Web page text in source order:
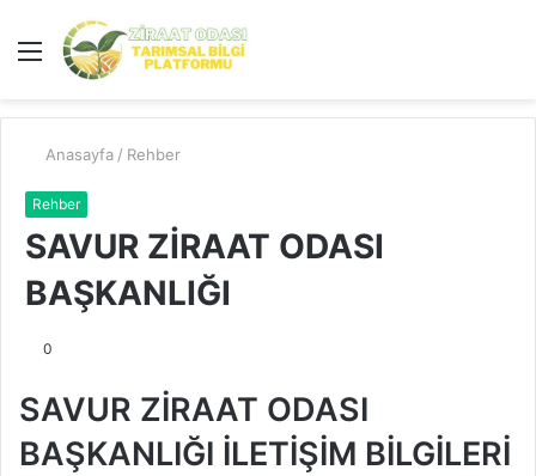
Menü
...
Anasayfa / Rehber
Rehber
SAVUR ZİRAAT ODASI
BAŞKANLIĞI
0
SAVUR ZİRAAT ODASI
BAŞKANLIĞI İLETİŞİM BİLGİLERİ